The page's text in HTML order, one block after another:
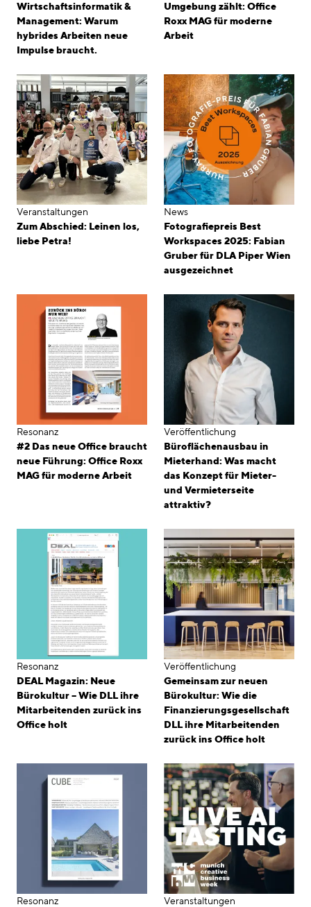
Wirtschaftsinformatik &
Management: Warum
hybrides Arbeiten neue
Impulse braucht.
Umgebung zählt: Office
Roxx MAG für moderne
Arbeit
Veranstaltungen
Zum Abschied: Leinen los,
liebe Petra!
News
Fotografiepreis Best
Workspaces 2025: Fabian
Gruber für DLA Piper Wien
ausgezeichnet
Resonanz
#2 Das neue Office braucht
neue Führung: Office Roxx
MAG für moderne Arbeit
Veröffentlichung
Büroflächenausbau in
Mieterhand: Was macht
das Konzept für Mieter-
und Vermieterseite
attraktiv?
Resonanz
DEAL Magazin: Neue
Bürokultur – Wie DLL ihre
Mitarbeitenden zurück ins
Office holt
Veröffentlichung
Gemeinsam zur neuen
Bürokultur: Wie die
Finanzierungsgesellschaft
DLL ihre Mitarbeitenden
zurück ins Office holt
Resonanz Veranstaltungen